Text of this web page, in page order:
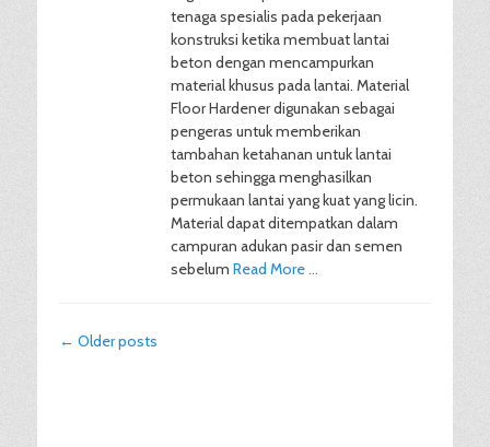
tenaga spesialis pada pekerjaan
konstruksi ketika membuat lantai
beton dengan mencampurkan
material khusus pada lantai. Material
Floor Hardener digunakan sebagai
pengeras untuk memberikan
tambahan ketahanan untuk lantai
beton sehingga menghasilkan
permukaan lantai yang kuat yang licin.
Material dapat ditempatkan dalam
campuran adukan pasir dan semen
sebelum Read More …
Post
← Older posts